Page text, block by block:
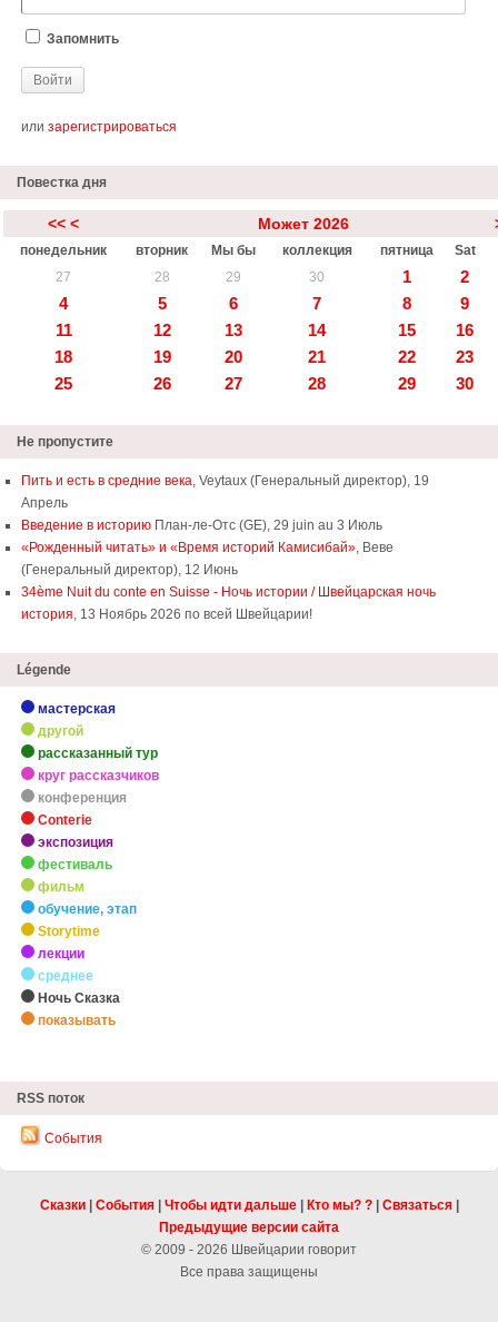
Запомнить
или зарегистрироваться
Повестка дня
<< < Может 2026
понедельник вторник Мы бы коллекция пятница Sat
27
28 29 30 1
2
4
5 6 7 8
9
11
12 13 14 15
16
18
19 20 21 22
23
25
26 27 28 29 30
Не пропустите
Пить и есть в средние века, Veytaux (Генеральный директор), 19
Апрель
Введение в историю План-ле-Отс (GE), 29 juin au 3 Июль
«Рожденный читать» и «Время историй Камисибай», Веве
(Генеральный директор), 12 Июнь
34ème Nuit du conte en Suisse - Ночь истории / Швейцарская ночь
история, 13 Ноябрь 2026 по всей Швейцарии!
Légende
мастерская
другой
рассказанный тур
круг рассказчиков
конференция
Conterie
экспозиция
фестиваль
фильм
обучение, этап
Storytime
лекции
среднее
Ночь Сказка
показывать
RSS поток
События
Сказки| События| Чтобы идти дальше| Кто мы? ?| Связаться|
Предыдущие версии сайта
© 2009 - 2026 Швейцарии говорит
Все права защищены